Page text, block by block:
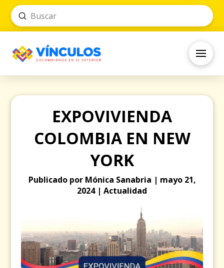
Search
Submit
EXPOVIVIENDA
COLOMBIA EN NEW
YORK
Publicado por Mónica Sanabria | mayo 21,
2024 | Actualidad